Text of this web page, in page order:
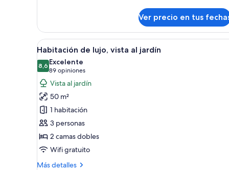
de
lujo,
vista
jardín
Ver precio en tus
Ver
todas
las
fotos
de
Habitación
de
lujo,
vista
al
jardín
Habitación de hotel con dos
17
Habitación de lujo, vista al jardín
8,68,6 de 10
Excelente
89 opiniones
(89
opiniones)
Vista al jardín
50 m²
1 habitación
3 personas
2 camas dobles
Wifi gratuito
Más detalles
Más